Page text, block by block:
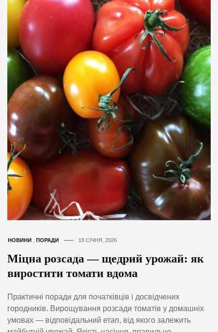
НОВИНИ ПОРАДИ 18 СІЧНЯ, 2026
Міцна розсада — щедрий урожай: як
виростити томати вдома
Практичні поради для початківців і досвідчених
городників. Вирощування розсади томатів у домашніх
умовах — відповідальний етап, від якого залежить